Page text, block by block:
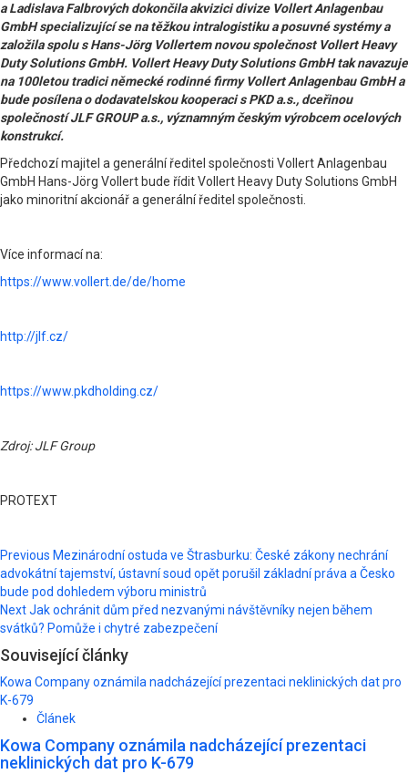
a Ladislava Falbrových dokončila akvizici divize Vollert Anlagenbau
GmbH specializující se na těžkou intralogistiku a posuvné systémy a
založila spolu s Hans-Jörg Vollertem novou společnost Vollert Heavy
Duty Solutions GmbH. Vollert Heavy Duty Solutions GmbH tak navazuje
na 100letou tradici německé rodinné firmy Vollert Anlagenbau GmbH a
bude posílena o dodavatelskou kooperaci s PKD a.s., dceřinou
společností JLF GROUP a.s., významným českým výrobcem ocelových
konstrukcí.
Předchozí majitel a generální ředitel společnosti Vollert Anlagenbau
GmbH Hans-Jörg Vollert bude řídit Vollert Heavy Duty Solutions GmbH
jako minoritní akcionář a generální ředitel společnosti.
Více informací na:
https://www.vollert.de/de/home
http://jlf.cz/
https://www.pkdholding.cz/
Zdroj: JLF Group
PROTEXT
Post
navigation
Previous Mezinárodní ostuda ve Štrasburku: České zákony nechrání
advokátní tajemství, ústavní soud opět porušil základní práva a Česko
bude pod dohledem výboru ministrů
NextJak ochránit dům před nezvanými návštěvníky nejen během
svátků? Pomůže i chytré zabezpečení
Související články
Kowa Company oznámila nadcházející prezentaci neklinických dat pro
K-679
Článek
Kowa Company oznámila nadcházející prezentaci
neklinických dat pro K-679